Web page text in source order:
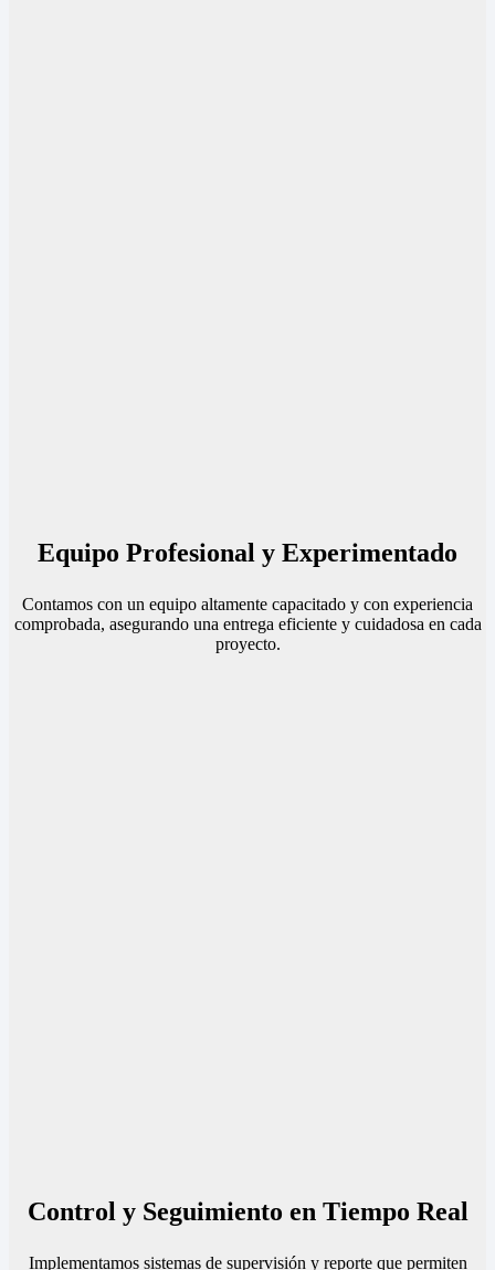
Equipo Profesional y Experimentado
Contamos con un equipo altamente capacitado y con experiencia
comprobada, asegurando una entrega eficiente y cuidadosa en cada
proyecto.
Control y Seguimiento en Tiempo Real
Implementamos sistemas de supervisión y reporte que permiten